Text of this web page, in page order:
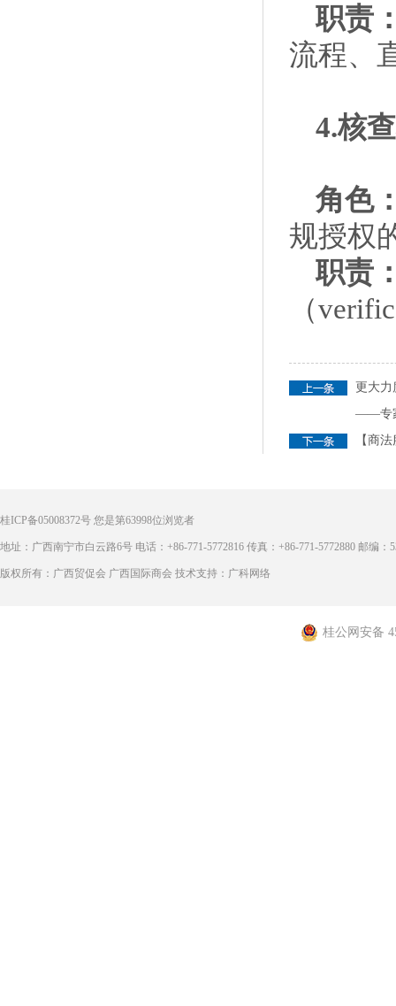
职责
流程、
4.核
角色
规授权
职责
（
更大力
——专
【商
桂ICP备05008372号 您是第63998位浏览者
地址：广西南宁市白云路6号 电话：+86-771-5772816 传真：+86-771-5772880 邮编：
版权所有：广西贸促会 广西国际商会 技术支持：广科网络
桂公网安备